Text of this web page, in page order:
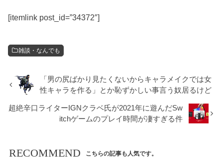
[itemlink post_id=”34372″]
雑談・なんでも
「男の尻ばかり見たくないからキャラメイクでは女
性キャラを作る」とか恥ずかしい事言う奴居るけど
超絶辛口ライターIGNクラベ氏が2021年に遊んだSw
itchゲームのプレイ時間が凄すぎる件
RECOMMEND こちらの記事も人気です。